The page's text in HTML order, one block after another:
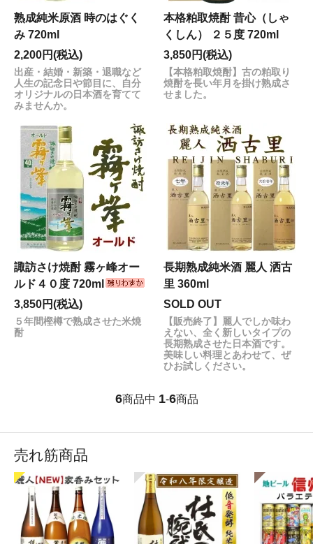
熟成純米原酒 時のはぐく
み 720ml
2,200円(税込)
出産・結婚・新築・退職など
人生の記念日や節目に、自分
オリジナルの日本酒を育てて
みませんか。
本格粕取焼酎 昔心（しゃ
くしん） ２５度 720ml
3,850円(税込)
【本格粕取焼酎】古の粕取り
焼酎を長い年月を掛け熟成さ
せました。
諏訪さけ焼酎 霧ヶ峰オー
ルド４０度 720ml
3,850円(税込)
５年間樫樽で熟成させた米焼
酎
長期熟成純米酒 麗人 洒古
里 360ml
SOLD OUT
【販売終了】麗人でしか味わ
えない、全く新しいタイプの
長期熟成させた日本酒です。
美味しい料理とあわせて、ぜ
ひお試しください。
6商品中 1-6商品
売れ筋商品